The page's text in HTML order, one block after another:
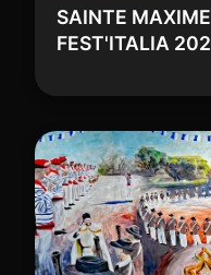
SAINTE
FEST'ITALIA